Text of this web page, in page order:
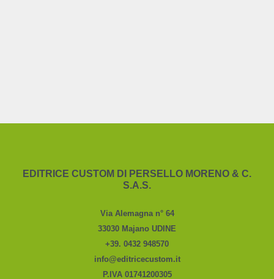
EDITRICE CUSTOM DI PERSELLO MORENO & C.
S.A.S.
Via Alemagna n° 64
33030 Majano UDINE
+39. 0432 948570
info@editricecustom.it
P.IVA 01741200305